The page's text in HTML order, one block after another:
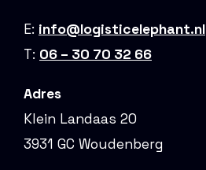
E: info@logisticelephant.nl
T: 06 – 30 70 32 66
Adres
Klein Landaas 20
3931 GC Woudenberg